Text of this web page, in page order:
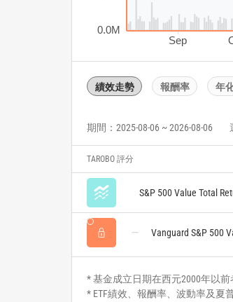
Sep
0.0M
績效走勢 報酬率 年
期間：2025-08-06 ~ 2026-08-06
TAROBO 評分
S&P 500 Value Total
Vanguard S&P 500
* 基金成立日期在西元2000年以前
* ETF績效、報酬率、波動率及夏